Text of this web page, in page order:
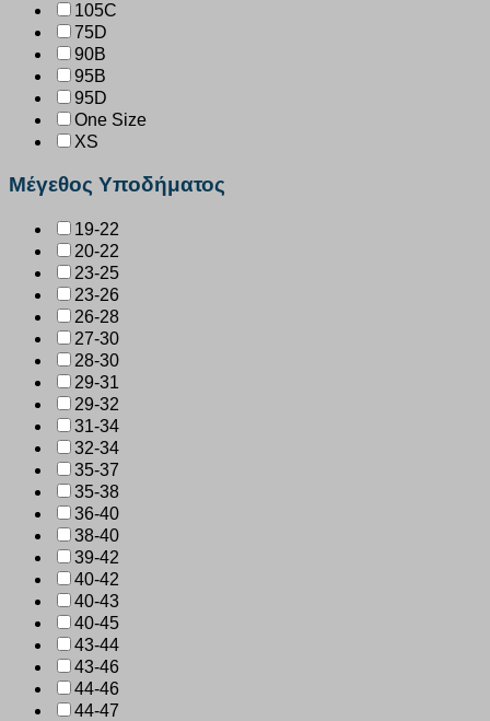
105C
75D
90B
95B
95D
One Size
XS
Μέγεθος Υποδήματος
19-22
20-22
23-25
23-26
26-28
27-30
28-30
29-31
29-32
31-34
32-34
35-37
35-38
36-40
38-40
39-42
40-42
40-43
40-45
43-44
43-46
44-46
44-47